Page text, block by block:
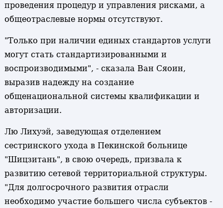
проведения процедур и управления рисками, а
общеотраслевые нормы отсутствуют.
"Только при наличии единых стандартов услуги
могут стать стандартизированными и
воспроизводимыми", - сказала Ван Сяоин,
выразив надежду на создание
общенациональной системы квалификации и
авторизации.
Лю Лихуэй, заведующая отделением
сестринского ухода в Пекинской больнице
"Шицзитань", в свою очередь, призвала к
развитию сетевой территориальной структуры.
"Для долгосрочного развития отрасли
необходимо участие большего числа субъектов -